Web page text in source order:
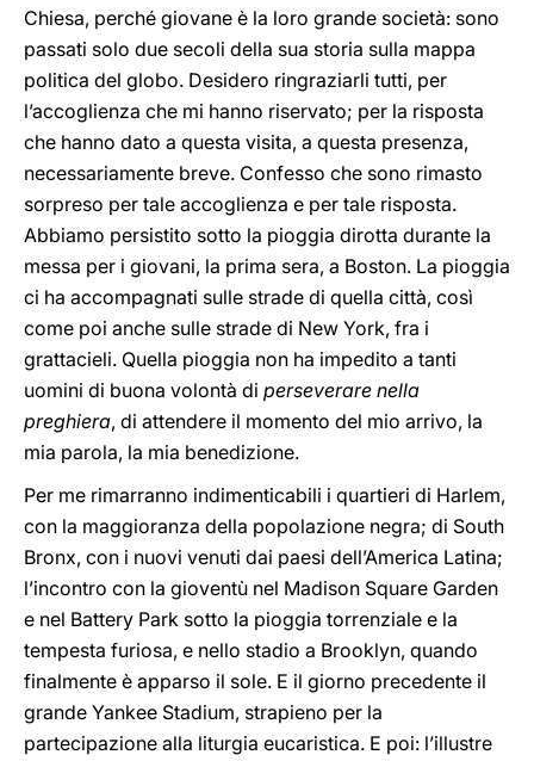
Chiesa, perché giovane è la loro grande società: sono
passati solo due secoli della sua storia sulla mappa
politica del globo. Desidero ringraziarli tutti, per
l’accoglienza che mi hanno riservato; per la risposta
che hanno dato a questa visita, a questa presenza,
necessariamente breve. Confesso che sono rimasto
sorpreso per tale accoglienza e per tale risposta.
Abbiamo persistito sotto la pioggia dirotta durante la
messa per i giovani, la prima sera, a Boston. La pioggia
ci ha accompagnati sulle strade di quella città, così
come poi anche sulle strade di New York, fra i
grattacieli. Quella pioggia non ha impedito a tanti
uomini di buona volontà di perseverare nella
preghiera, di attendere il momento del mio arrivo, la
mia parola, la mia benedizione.
Per me rimarranno indimenticabili i quartieri di Harlem,
con la maggioranza della popolazione negra; di South
Bronx, con i nuovi venuti dai paesi dell’America Latina;
l’incontro con la gioventù nel Madison Square Garden
e nel Battery Park sotto la pioggia torrenziale e la
tempesta furiosa, e nello stadio a Brooklyn, quando
finalmente è apparso il sole. E il giorno precedente il
grande Yankee Stadium, strapieno per la
partecipazione alla liturgia eucaristica. E poi: l’illustre